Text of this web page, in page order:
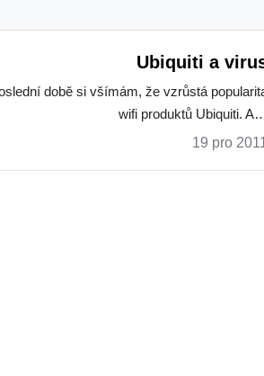
Ubiquiti a
době si všímám, že vzrůstá
wifi produktů Ubiquiti.
19 pro